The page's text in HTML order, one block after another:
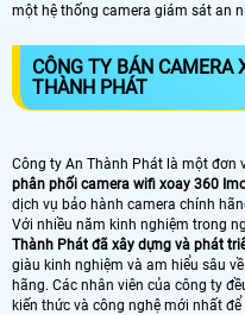
một hệ thống camera giám sát an
CÔNG TY BÁN CAMERA
THÀNH PHÁT
Công ty An Thành Phát là một đơn
phân phối camera wifi xoay 360
dịch vụ bảo hành camera chính
Với nhiều năm kinh nghiệm trong
Thành Phát đã xây dựng và phát
giàu kinh nghiệm và am hiểu sâu
hãng. Các nhân viên của công ty
kiến thức và công nghệ mới nhất